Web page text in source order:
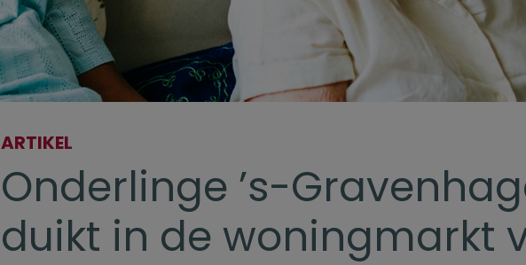
ARTIKEL
Onderlinge ’s-
duikt in de woningmarkt